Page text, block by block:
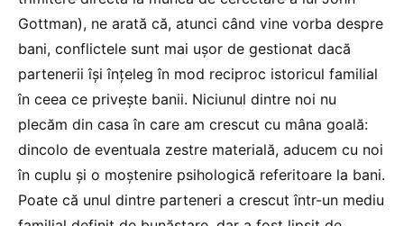
Gottman), ne arată că, atunci când vine vorba despre
bani, conflictele sunt mai ușor de gestionat dacă
partenerii își înțeleg în mod reciproc istoricul familial
în ceea ce privește banii. Niciunul dintre noi nu
plecăm din casa în care am crescut cu mâna goală:
dincolo de eventuala zestre materială, aducem cu noi
în cuplu și o moștenire psihologică referitoare la bani.
Poate că unul dintre parteneri a crescut într-un mediu